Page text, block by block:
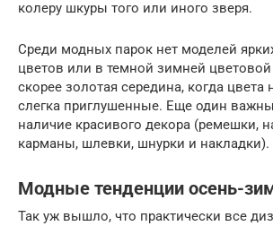
колеру шкуры того или иного зверя.
Среди модных парок нет моделей
цветов или в темной зимней
скорее золотая середина, когда цвета
слегка приглушенные. Еще один
наличие красивого декора (ремешки,
карманы, шлевки, шнурки и накладки).
Модные тенденции осень-
Так уж вышло, что практически все